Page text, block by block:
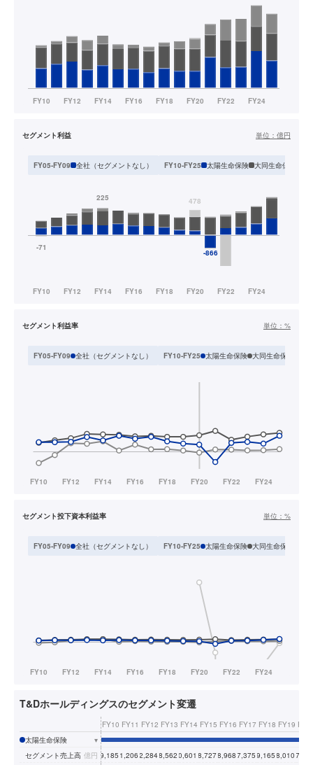
セグメント利益 単位： 億円
FY05-FY09 全社（セグメントなし） FY10-FY25 太陽生命保険 大同生命保険
セグメント利益率 単位： %
FY05-FY09 全社（セグメントなし） FY10-FY25 太陽生命保険 大同生命保険
セグメント投下資本利益率 単位： %
FY05-FY09 全社（セグメントなし） FY10-FY25 太陽生命保険 大同生命保険
T&Dホールディングスのセグメント変遷
FY10 FY11 FY12 FY13 FY14 FY15 FY16 FY17 FY18 FY19
太陽生命保険
▾
セグメント売上高 億円 9,18511,20612,2848,56210,601 8,7278,968 7,375 9,165 8,010